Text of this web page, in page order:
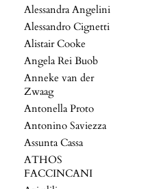
Alessandra Angelini
Alessandro Cignetti
Alistair Cooke
Angela Rei Buob
Anneke van der
Zwaag
Antonella Proto
Antonino Saviezza
Assunta Cassa
ATHOS
FACCINCANI